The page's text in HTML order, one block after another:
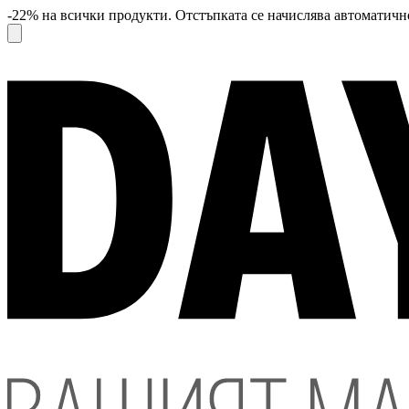
-22% на всички продукти. Отстъпката се начислява